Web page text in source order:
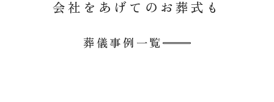
会社をあげてのお葬式も
葬儀事例一覧